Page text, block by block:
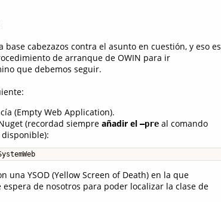
cabezazos contra el asunto en cuestión, y eso es
de arranque de OWIN para ir
que debemos seguir.
(Empty Web Application).
(recordad siempre añadir el –preal comando
una YSOD (Yellow Screen of Death) en la que
de nosotros para poder localizar la clase de